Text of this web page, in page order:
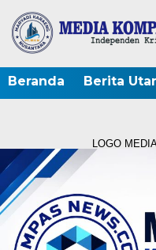
Beranda Berita
LOGO